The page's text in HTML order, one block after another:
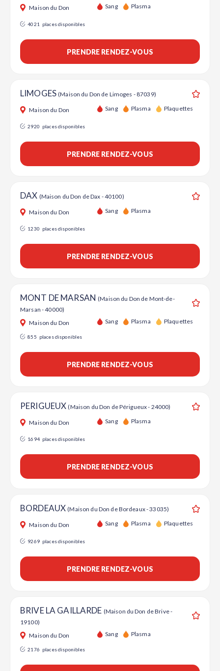
Maison du Don Sang Plasma
4021 places disponibles
PRENDRE RENDEZ-VOUS
LIMOGES(Maison du Don de Limoges - 87039)
Maison du Don Sang Plasma Plaquettes
2920 places disponibles
PRENDRE RENDEZ-VOUS
DAX (Maison du Don de Dax - 40100)
Maison du Don Sang Plasma
1230 places disponibles
PRENDRE RENDEZ-VOUS
MONT DE MARSAN(Maison du Don de Mont-de-
Marsan - 40000)
Maison du Don Sang Plasma Plaquettes
855 places disponibles
PRENDRE RENDEZ-VOUS
PERIGUEUX(Maison du Don de Périgueux - 24000)
Maison du Don Sang Plasma
1694 places disponibles
PRENDRE RENDEZ-VOUS
BORDEAUX(Maison du Don de Bordeaux - 33035)
Maison du Don Sang Plasma Plaquettes
9269 places disponibles
PRENDRE RENDEZ-VOUS
BRIVE LA GAILLARDE (Maison du Don de Brive -
19100)
Maison du Don Sang Plasma
2176 places disponibles